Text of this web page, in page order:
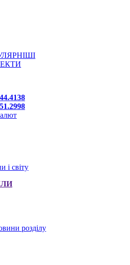
44.4138
51.2998
розділу